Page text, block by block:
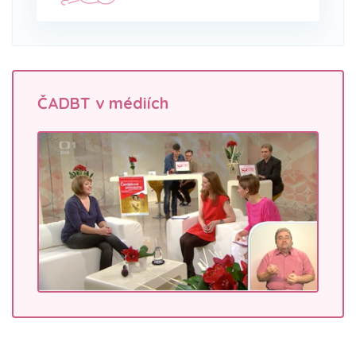
ČADBT v médiích